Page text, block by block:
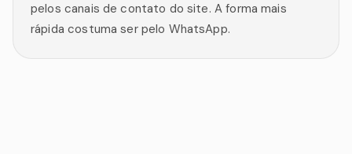
pelos canais de contato do site. A forma mais
rápida costuma ser pelo WhatsApp.